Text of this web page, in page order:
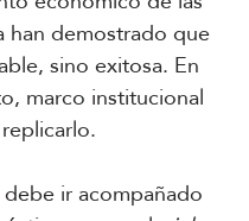
han demostrado que
sino exitosa. En
marco institucional
ir acompañado